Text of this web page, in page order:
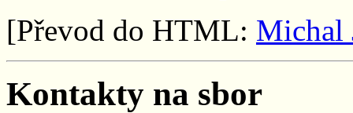
[Převod do HTML: Michal
Kontakty na sbor